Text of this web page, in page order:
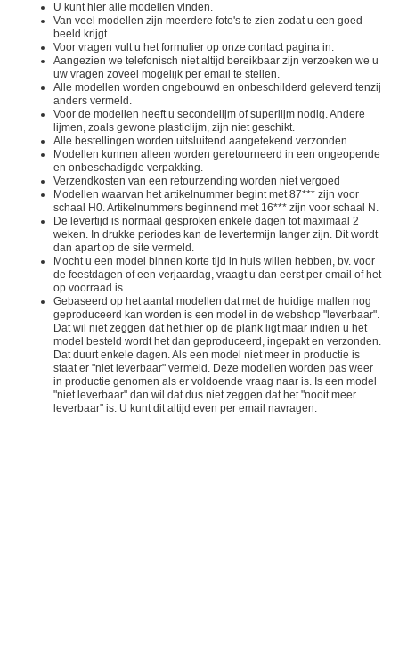
U kunt hier alle modellen vinden.
Van veel modellen zijn meerdere foto's te zien zodat u een goed
beeld krijgt.
Voor vragen vult u het formulier op onze contact pagina in.
Aangezien we telefonisch niet altijd bereikbaar zijn verzoeken we u
uw vragen zoveel mogelijk per email te stellen.
Alle modellen worden ongebouwd en onbeschilderd geleverd tenzij
anders vermeld.
Voor de modellen heeft u secondelijm of superlijm nodig. Andere
lijmen, zoals gewone plasticlijm, zijn niet geschikt.
Alle bestellingen worden uitsluitend aangetekend verzonden
Modellen kunnen alleen worden geretourneerd in een ongeopende
en onbeschadigde verpakking.
Verzendkosten van een retourzending worden niet vergoed
Modellen waarvan het artikelnummer begint met 87*** zijn voor
schaal H0. Artikelnummers beginnend met 16*** zijn voor schaal N.
De levertijd is normaal gesproken enkele dagen tot maximaal 2
weken. In drukke periodes kan de levertermijn langer zijn. Dit wordt
dan apart op de site vermeld.
Mocht u een model binnen korte tijd in huis willen hebben, bv. voor
de feestdagen of een verjaardag, vraagt u dan eerst per email of het
op voorraad is.
Gebaseerd op het aantal modellen dat met de huidige mallen nog
geproduceerd kan worden is een model in de webshop "leverbaar".
Dat wil niet zeggen dat het hier op de plank ligt maar indien u het
model besteld wordt het dan geproduceerd, ingepakt en verzonden.
Dat duurt enkele dagen. Als een model niet meer in productie is
staat er "niet leverbaar" vermeld. Deze modellen worden pas weer
in productie genomen als er voldoende vraag naar is. Is een model
"niet leverbaar" dan wil dat dus niet zeggen dat het "nooit meer
leverbaar" is. U kunt dit altijd even per email navragen.